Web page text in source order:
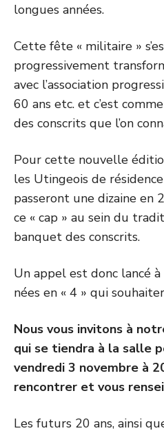
longues années.
Cette fête « militaire »
progressivement
avec l’association
60 ans etc. et c’est
des conscrits que l’on
Pour cette nouvelle
les Utingeois de
passeront une dizaine
ce « cap » au sein du
banquet des conscrits.
Un appel est donc lancé
nées en « 4 » qui
Nous vous invitons à
qui se tiendra à la salle
vendredi 3 novembre à
rencontrer et vous
Les futurs 20 ans, ainsi